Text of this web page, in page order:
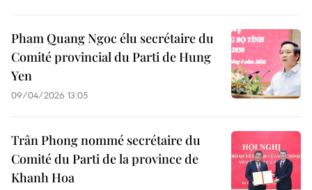
Pham Quang Ngoc élu secrétaire du
Comité provincial du Parti de Hung
Yen
09/04/2026 13:05
Trân Phong nommé secrétaire du
Comité du Parti de la province de
Khanh Hoa